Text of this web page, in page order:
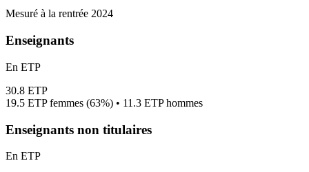
Mesuré à la rentrée 2024
Enseignants
En ETP
30.8 ETP
19.5 ETP femmes (63%) • 11.3 ETP hommes
Enseignants non titulaires
En ETP